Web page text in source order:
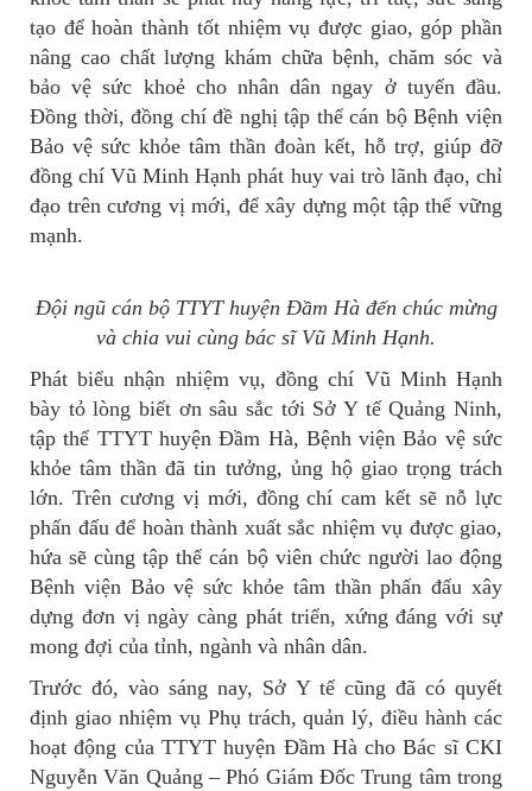
tạo để hoàn thành tốt nhiệm vụ được giao, góp phần
nâng cao chất lượng khám chữa bệnh, chăm sóc và
bảo vệ sức khoẻ cho nhân dân ngay ở tuyến đầu.
Đồng thời, đồng chí đề nghị tập thể cán bộ Bệnh viện
Bảo vệ sức khỏe tâm thần đoàn kết, hỗ trợ, giúp đỡ
đồng chí Vũ Minh Hạnh phát huy vai trò lãnh đạo, chỉ
đạo trên cương vị mới, để xây dựng một tập thể vững
mạnh.
Đội ngũ cán bộ TTYT huyện Đầm Hà đến chúc mừng
và chia vui cùng bác sĩ Vũ Minh Hạnh.
Phát biểu nhận nhiệm vụ, đồng chí Vũ Minh Hạnh
bày tỏ lòng biết ơn sâu sắc tới Sở Y tế Quảng Ninh,
tập thể TTYT huyện Đầm Hà, Bệnh viện Bảo vệ sức
khỏe tâm thần đã tin tưởng, ủng hộ giao trọng trách
lớn. Trên cương vị mới, đồng chí cam kết sẽ nỗ lực
phấn đấu để hoàn thành xuất sắc nhiệm vụ được giao,
hứa sẽ cùng tập thể cán bộ viên chức người lao động
Bệnh viện Bảo vệ sức khỏe tâm thần phấn đấu xây
dựng đơn vị ngày càng phát triển, xứng đáng với sự
mong đợi của tỉnh, ngành và nhân dân.
Trước đó, vào sáng nay, Sở Y tế cũng đã có quyết
định giao nhiệm vụ Phụ trách, quản lý, điều hành các
hoạt động của TTYT huyện Đầm Hà cho Bác sĩ CKI
Nguyễn Văn Quảng – Phó Giám Đốc Trung tâm trong